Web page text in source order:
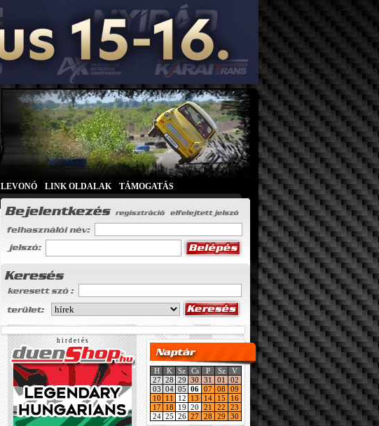
LEVONÓ LINK OLDALAK TÁMOGATÁS
h i r d e t é s
H K Sz Cs P Sz
V
27 28 29 30 31 01
02
03 04 05 06 07 08
09
10
11 12 13 14 15
16
17
18 19 20 21 22
23
24 25 26 27 28 29 30